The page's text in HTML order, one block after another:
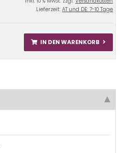
Lieferzeit: AT und DE: 7-10 Tage
IN DEN WARENKORB